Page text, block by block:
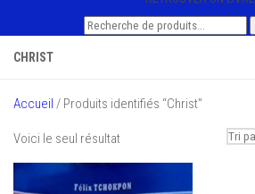
Recherche
CHRIST
Accueil / Produits identifiés “Christ”
Voici le seul résultat